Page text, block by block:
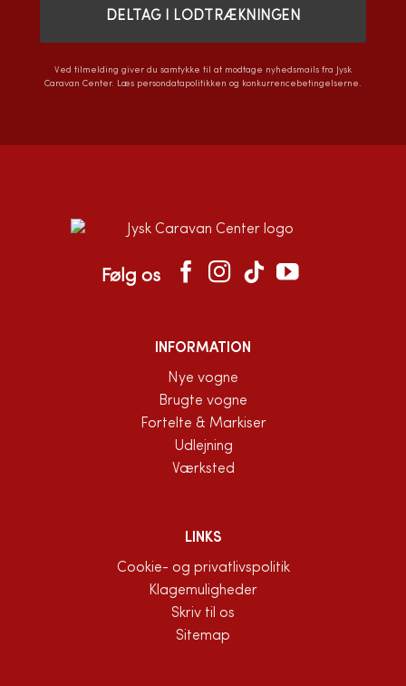
Ved tilmelding giver du samtykke til at modtage nyhedsmails fra Jysk
Caravan Center. Læs persondatapolitikken og konkurrencebetingelserne.
Følg os
INFORMATION
Nye vogne
Brugte vogne
Fortelte & Markiser
Udlejning
Værksted
LINKS
Cookie- og privatlivspolitik
Klagemuligheder
Skriv til os
Sitemap